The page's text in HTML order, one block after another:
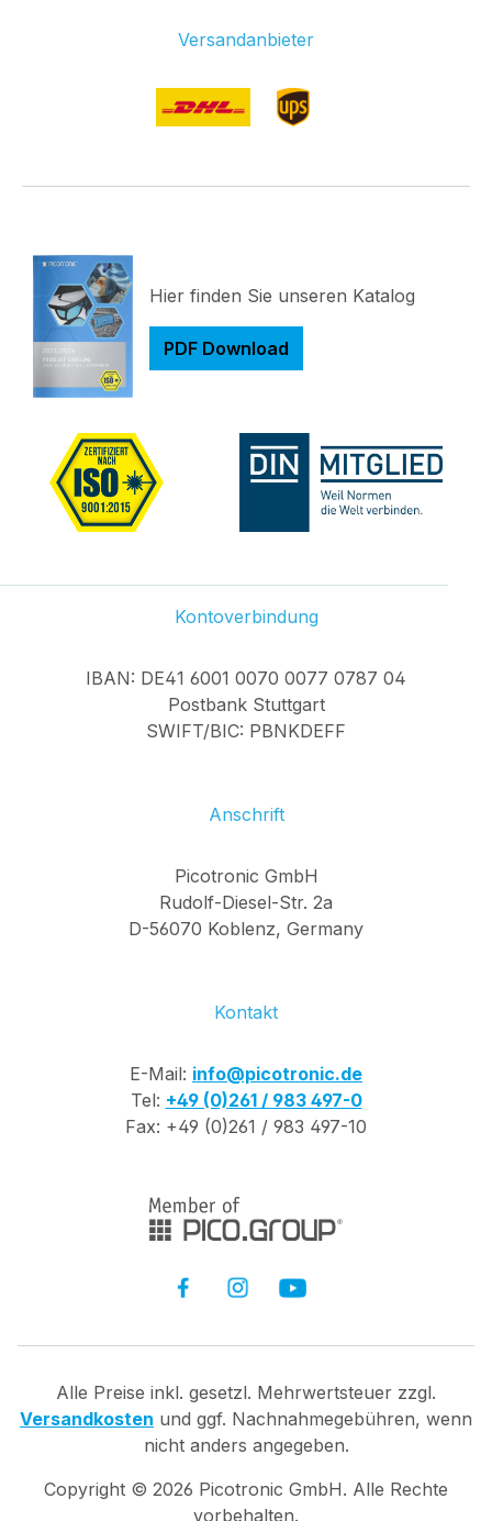
Versandanbieter
Hier finden Sie unseren Katalog
PDF Download
Kontoverbindung
IBAN: DE41 6001 0070 0077 0787 04
Postbank Stuttgart
SWIFT/BIC: PBNKDEFF
Anschrift
Picotronic GmbH
Rudolf-Diesel-Str. 2a
D-56070 Koblenz, Germany
Kontakt
E-Mail: info@picotronic.de
Tel: +49 (0)261 / 983 497-0
Fax: +49 (0)261 / 983 497-10
Alle Preise inkl. gesetzl. Mehrwertsteuer zzgl.
Versandkosten und ggf. Nachnahmegebühren, wenn
nicht anders angegeben.
Copyright © 2026 Picotronic GmbH. Alle Rechte
vorbehalten.